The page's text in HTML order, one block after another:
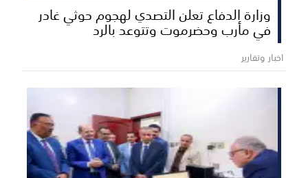
وزارة الدفاع تعلن التصدي لهجوم حوثي غادر
في مأرب وحضرموت وتتوعد بالرد
اخبار وتقارير